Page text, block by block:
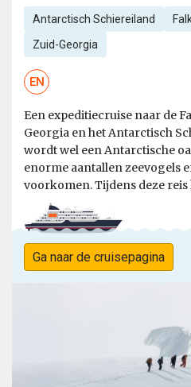
Antarctisch Schiereiland
Zuid-Georgia
EN
Een expeditiecruise naar de
Georgia en het Antarctisch
wordt wel een Antarctische
enorme aantallen zeevogels
voorkomen. Tijdens deze reis
Ga naar de cruisepagina